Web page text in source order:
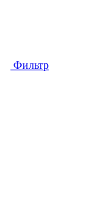
Фильтр